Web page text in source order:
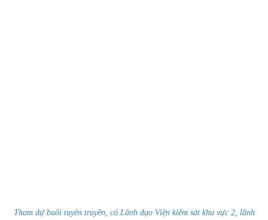
Tham dự buổi tuyên truyền, có Lãnh đạo Viện kiểm sát khu vực 2, lãnh